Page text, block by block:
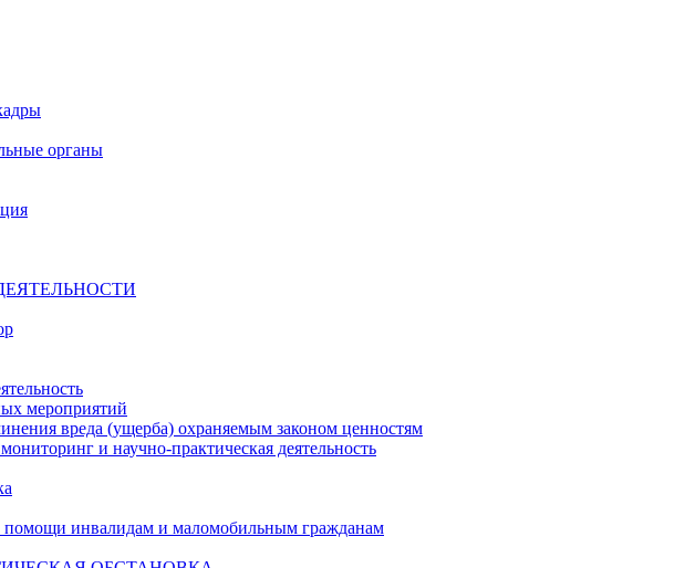
органы
мероприятий
вреда (ущерба) охраняемым законом ценностям
и научно-практическая деятельность
помощи инвалидам и маломобильным гражданам